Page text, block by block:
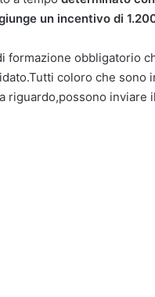
un incentivo di
obbligatorio
coloro che sono
riguardo,possono